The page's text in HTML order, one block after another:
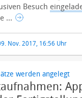
Besuch
...
Nov. 2017, 16:56 Uhr
werden angelegt